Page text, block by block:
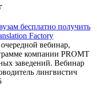
бесплатно получить
Factory
вебинар,
компании PROMT
заведений. Вебинар
лингвистич